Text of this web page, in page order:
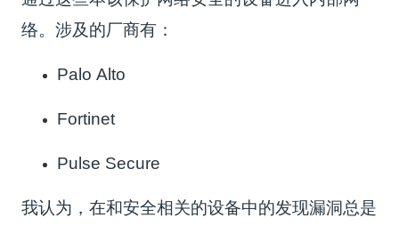
络。涉及的厂商有：
Palo Alto
Fortinet
Pulse Secure
我认为，在和安全相关的设备中的发现漏洞总是